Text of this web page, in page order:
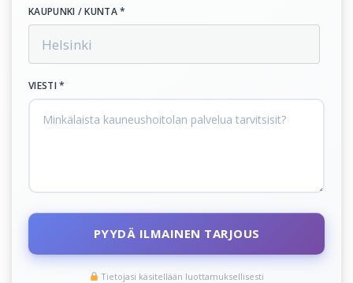
KAUPUNKI / KUNTA *
VIESTI *
PYYDÄ ILMAINEN TARJOUS
Tietojasi käsitellään luottamuksellisesti